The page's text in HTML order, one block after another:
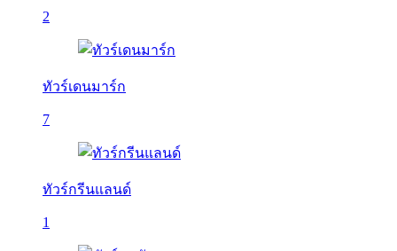
2
ทัวร์เดนมาร์ก
7
ทัวร์กรีนแลนด์
1